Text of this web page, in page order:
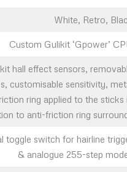
White, Retro,
Custom Gulikit ‘Gpower’
hall effect sensors,
customisable sensitivity,
ring applied to the sticks
to anti-friction ring
toggle switch for hairline
& analogue 255-step